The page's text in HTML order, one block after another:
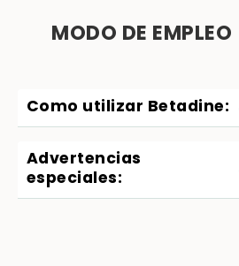
MODO DE EMPLEO
Como utilizar Betadine:
Advertencias
especiales: